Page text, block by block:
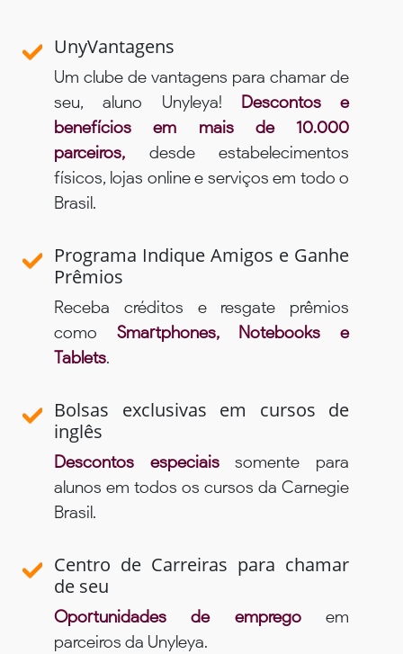
UnyVantagens
Um clube de vantagens para chamar de
seu, aluno Unyleya! Descontos e
benefícios em mais de 10.000
parceiros, desde estabelecimentos
físicos, lojas online e serviços em todo o
Brasil.
Programa Indique Amigos e Ganhe
Prêmios
Receba créditos e resgate prêmios
como Smartphones, Notebooks e
Tablets.
Bolsas exclusivas em cursos de
inglês
Descontos especiaissomente para
alunos em todos os cursos da Carnegie
Brasil.
Centro de Carreiras para chamar
de seu
Oportunidades de empregoem
parceiros da Unyleya.